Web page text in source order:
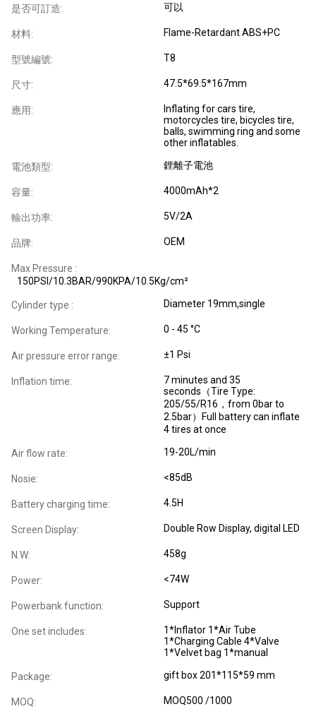
是否可訂造: 可以
材料: Flame-Retardant ABS+PC
型號編號: T8
尺寸: 47.5*69.5*167mm
應用:
Inflating for cars tire,
motorcycles tire, bicycles tire,
balls, swimming ring and some
other inflatables.
電池類型: 鋰離子電池
容量: 4000mAh*2
輸出功率: 5V/2A
品牌: OEM
Max Pressure :
150PSI/10.3BAR/990KPA/10.5Kg/cm²
Cylinder type : Diameter 19mm,single
Working Temperature: 0 - 45 °C
Air pressure error range: ±1 Psi
Inflation time:
7 minutes and 35
seconds（Tire Type:
205/55/R16，from 0bar to
2.5bar）Full battery can inflate
4 tires at once
Air flow rate: 19-20L/min
Nosie: <85dB
Battery charging time: 4.5H
Screen Display: Double Row Display, digital LED
N.W: 458g
Power: <74W
Powerbank function: Support
One set includes:
1*Inflator 1*Air Tube
1*Charging Cable 4*Valve
1*Velvet bag 1*manual
Package: gift box 201*115*59 mm
MOQ: MOQ500 /1000